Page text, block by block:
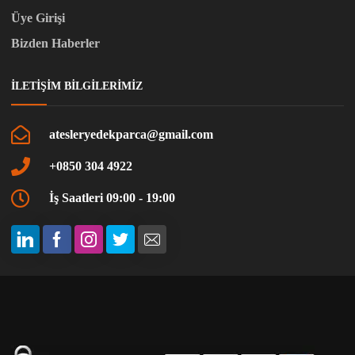
Üye Girişi
Bizden Haberler
İLETIŞIM BILGILERIMIZ
atesleryedekparca@gmail.com
+0850 304 4922
İş Saatleri 09:00 - 19:00